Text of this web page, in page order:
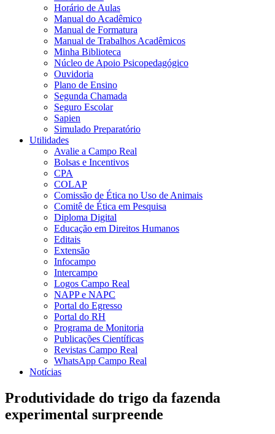
Horário de Aulas
Manual do Acadêmico
Manual de Formatura
Manual de Trabalhos Acadêmicos
Minha Biblioteca
Núcleo de Apoio Psicopedagógico
Ouvidoria
Plano de Ensino
Segunda Chamada
Seguro Escolar
Sapien
Simulado Preparatório
Utilidades
Avalie a Campo Real
Bolsas e Incentivos
CPA
COLAP
Comissão de Ética no Uso de Animais
Comitê de Ética em Pesquisa
Diploma Digital
Educação em Direitos Humanos
Editais
Extensão
Infocampo
Intercampo
Logos Campo Real
NAPP e NAPC
Portal do Egresso
Portal do RH
Programa de Monitoria
Publicações Científicas
Revistas Campo Real
WhatsApp Campo Real
Notícias
Produtividade do trigo da fazenda
experimental surpreende